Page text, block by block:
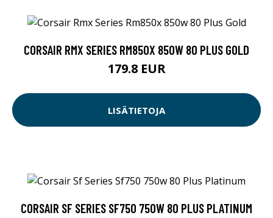
CORSAIR RMX SERIES RM850X 850W 80 PLUS GOLD
179.8 EUR
LISÄTIETOJA
CORSAIR SF SERIES SF750 750W 80 PLUS PLATINUM